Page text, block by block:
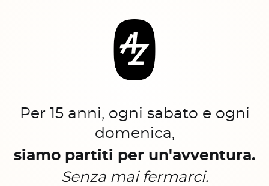
Per 15 anni, ogni sabato e ogni
domenica,
siamo partiti per un'avventura.
Senza mai fermarci.